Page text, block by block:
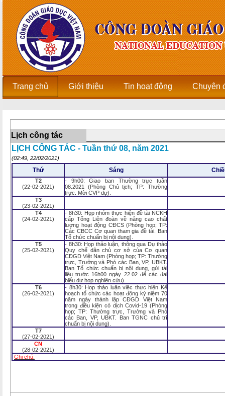
Trang chủ Giới thiệu Tin hoạt động Chuyên
Lịch công tác
LỊCH CÔNG TÁC - Tuần thứ 08, năm 2021
(02:49, 22/02/2021)
Thứ Sáng
T2
(22-02-2021)
- 9h00: Giao ban Thường trực tuần
08.2021 (Phòng Chủ tịch; TP: Thường
trực. Mời CVP dự).
T3
(23-02-2021)
T4
(24-02-2021)
- 8h30: Họp nhóm thực hiện đề tài NCKH
cấp Tổng Liên đoàn về nâng cao chất
lượng hoạt động CĐCS (Phòng họp; TP:
Các CBCC Cơ quan tham gia đề tài. Ban
Tổ chức chuẩn bị nội dung).
T5
(25-02-2021)
- 8h30: Họp thảo luận, thông qua Dự thảo
Quy chế dân chủ cơ sở của Cơ quan
CĐGD Việt Nam (Phòng họp; TP: Thường
trực, Trưởng và Phó các Ban, VP, UBKT.
Ban Tổ chức chuẩn bị nội dung, gửi tài
liệu trước 16h00 ngày 22.02 để các đại
biểu dự họp nghiên cứu).
T6
(26-02-2021)
- 8h30: Họp thảo luận việc thực hiện Kế
hoạch tổ chức các hoạt động kỷ niệm 70
năm ngày thành lập CĐGD Việt Nam
trong điều kiện có dịch Covid-19 (Phòng
họp; TP: Thường trực, Trưởng và Phó
các Ban, VP, UBKT. Ban TGNC chủ trì
chuẩn bị nội dung).
T7
(27-02-2021)
CN
(28-02-2021)
Ghi chú: